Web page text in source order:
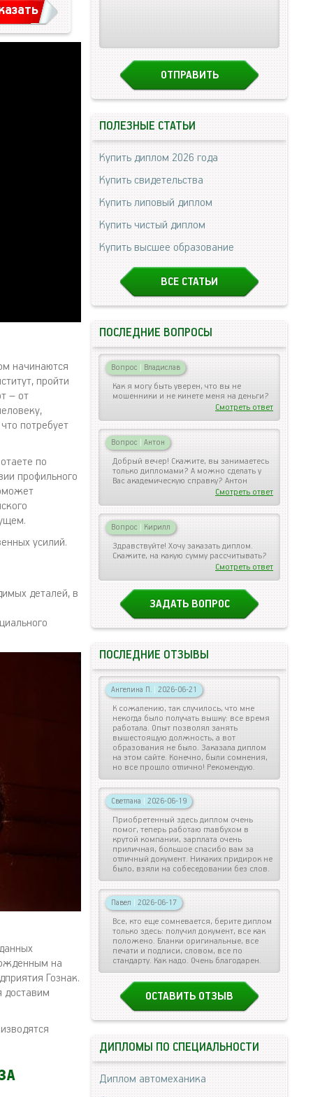
начинаются
пройти
– от
потребует
по
профильного
усилий.
деталей, в
на
Гознак.
доставим
ПОЛЕЗНЫЕ СТАТЬИ
Купить диплом 2026 года
Купить свидетельства
Купить липовый диплом
Купить чистый диплом
Купить высшее образование
ВСЕ СТАТЬИ
ПОСЛЕДНИЕ ВОПРОСЫ
Вопрос | Владислав
Как я могу быть уверен, что вы не
мошенники и не кинете меня на деньги?
Смотреть ответ
Вопрос | Антон
Добрый вечер! Скажите, вы занимаетесь
только дипломами? А можно сделать у
Вас академическую справку? Антон
Смотреть ответ
Вопрос | Кирилл
Здравствуйте! Хочу заказать диплом.
Скажите, на какую сумму рассчитывать?
Смотреть ответ
ЗАДАТЬ ВОПРОС
ПОСЛЕДНИЕ ОТЗЫВЫ
Ангелина П. | 2026-06-21
К сожалению, так случилось, что мне
некогда было получать вышку: все время
работала. Опыт позволял занять
вышестоящую должность, а вот
образования не было. Заказала диплом
на этом сайте. Конечно, были сомнения,
но все прошло отлично! Рекомендую.
Светлана | 2026-06-19
Приобретенный здесь диплом очень
помог, теперь работаю главбухом в
крутой компании, зарплата очень
приличная, большое спасибо вам за
отличный документ. Никаких придирок не
было, взяли на собеседовании без слов.
Павел | 2026-06-17
Все, кто еще сомневается, берите диплом
только здесь: получил документ, все как
положено. Бланки оригинальные, все
печати и подписи, словом, все по
стандарту. Как надо. Очень благодарен.
ОСТАВИТЬ ОТЗЫВ
ДИПЛОМЫ ПО СПЕЦИАЛЬНОСТИ
Диплом автомеханика